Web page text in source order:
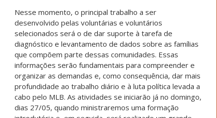
Nesse momento, o principal trabalho a ser
desenvolvido pelas voluntárias e voluntários
selecionados será o de dar suporte à tarefa de
diagnóstico e levantamento de dados sobre as famílias
que compõem parte dessas comunidades. Essas
informações serão fundamentais para compreender e
organizar as demandas e, como consequência, dar mais
profundidade ao trabalho diário e à luta política levada a
cabo pelo MLB. As atividades se iniciarão já no domingo,
dias 27/05, quando ministraremos uma formação